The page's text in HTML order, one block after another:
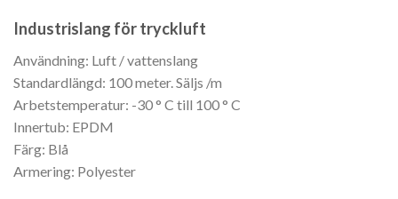
Industrislang för tryckluft
Användning: Luft / vattenslang
Standardlängd: 100 meter. Säljs /m
Arbetstemperatur: -30 ° C till 100 ° C
Innertub: EPDM
Färg: Blå
Armering: Polyester